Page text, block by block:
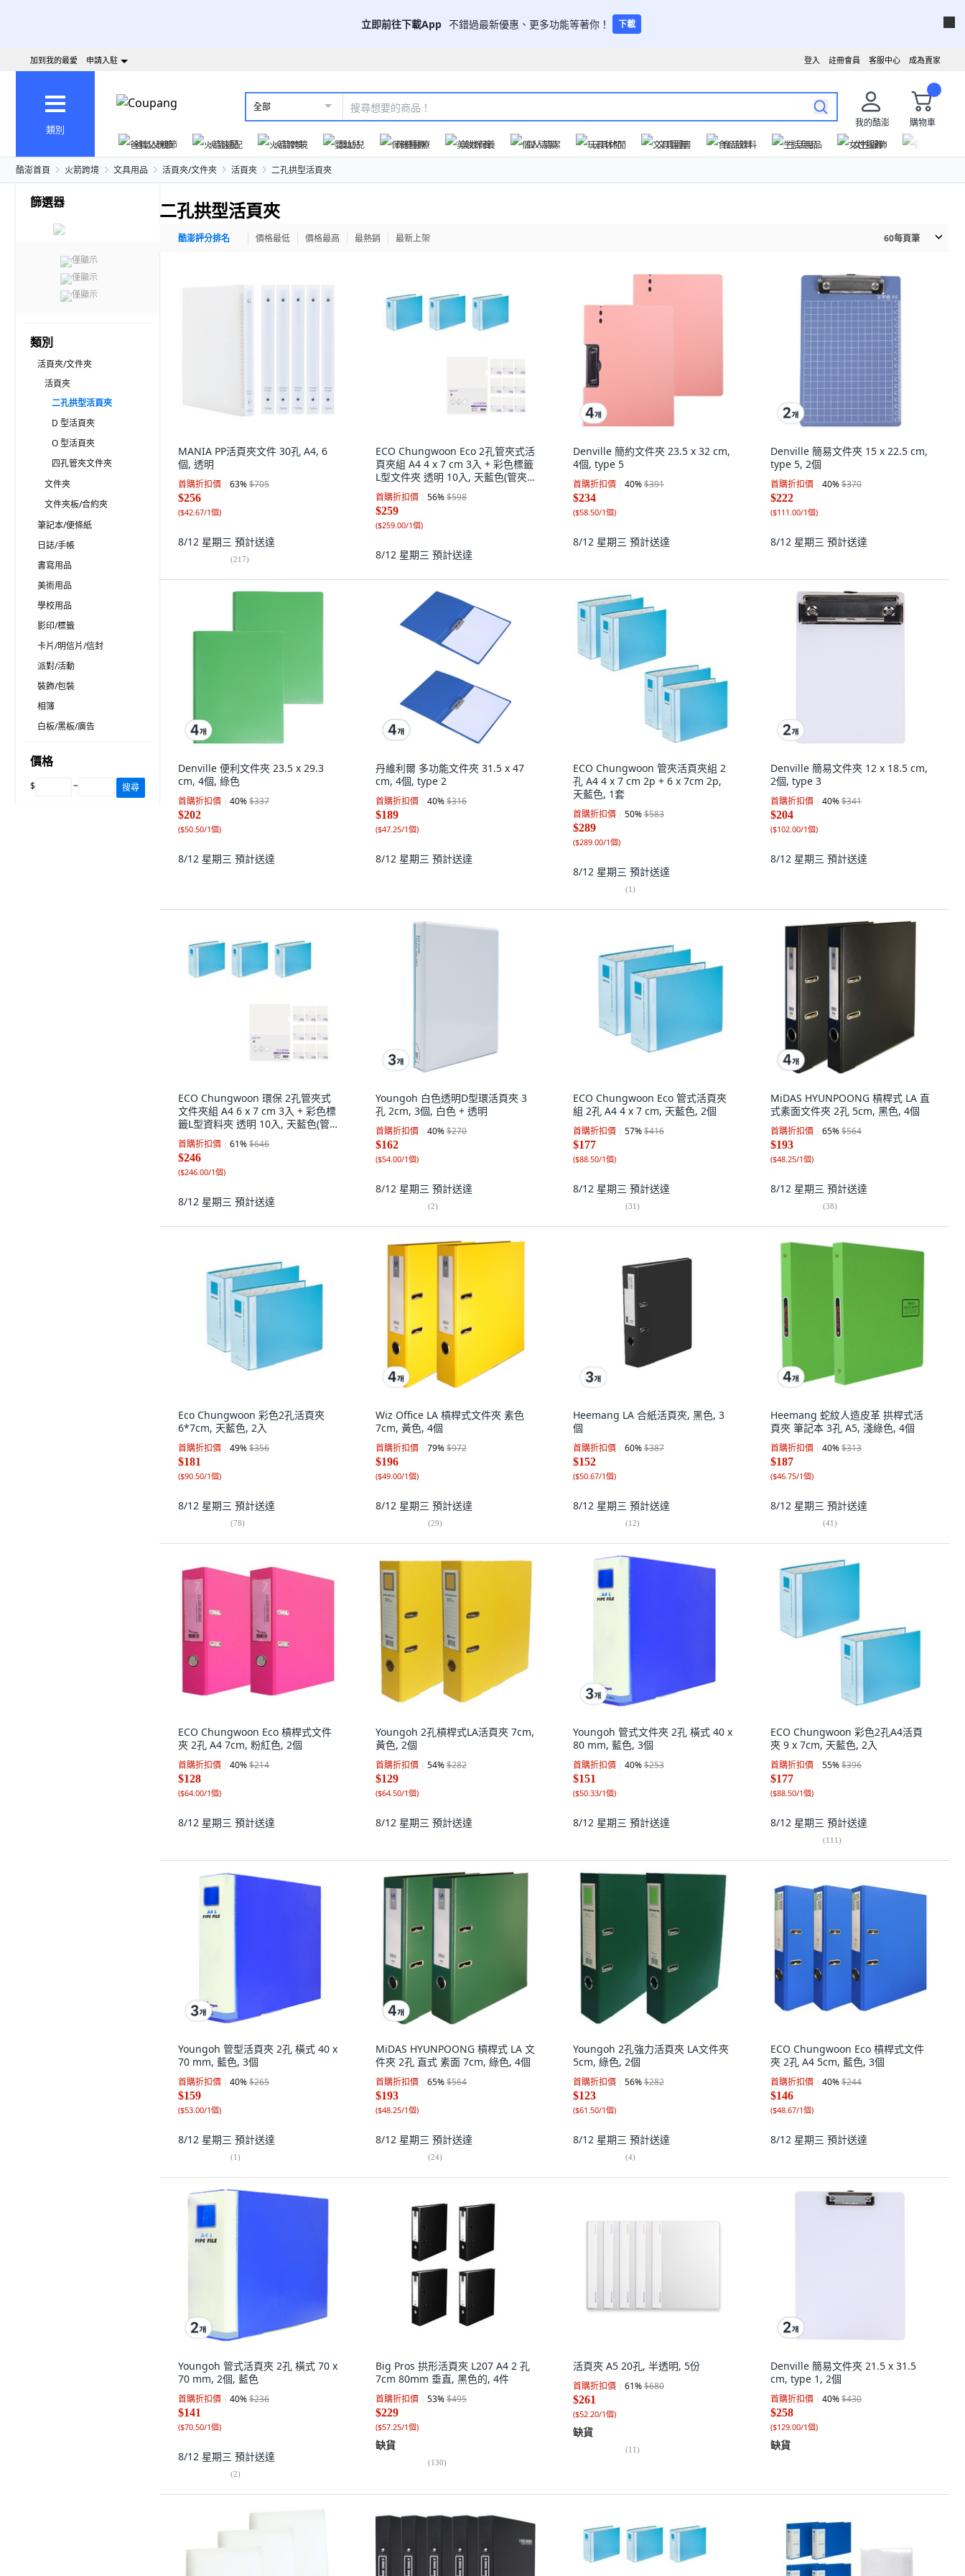
立即前往下載App 不錯過最新優惠、更多功能等著你！ 下載
成為賣家
客服中心
註冊會員
登入
加到我的最愛 申請入駐
類別
全部
我的酷澎
購物車
爸氣父親節
火箭速配 火箭跨境 嬰幼兒 保健醫療 美妝保養 個人清潔 玩具休閒 文具圖書 食品飲料 生活用品 女性服飾
酷澎首頁 火箭跨境 文具用品 活頁夾/文件夾 活頁夾 二孔拱型活頁夾
篩選器
僅顯示
僅顯示
僅顯示
類別
活頁夾/文件夾
活頁夾
二孔拱型活頁夾
D 型活頁夾
O 型活頁夾
四孔管夾文件夾
文件夾
文件夾板/合約夾
筆記本/便條紙
日誌/手帳
書寫用品
美術用品
學校用品
影印/標籤
卡片/明信片/信封
派對/活動
裝飾/包裝
相簿
白板/黑板/廣告
價格
$ ~ 搜尋
二孔拱型活頁夾
酷澎評分排名 價格最低 價格最高 最熱銷 最新上架 60每頁筆
MANIA PP活頁夾文件 30孔 A4, 6
個, 透明
首購折扣價 63%$705
$256
($42.67/1個)
8/12 星期三 預計送達
(217)
ECO Chungwoon Eco 2孔管夾式活
頁夾組 A4 4 x 7 cm 3入 + 彩色標籤
L型文件夾 透明 10入, 天藍色(管夾
式活頁夾), 透明(L型夾), 1套
首購折扣價 56%$598
$259
($259.00/1個)
8/12 星期三 預計送達
Denville 簡約文件夾 23.5 x 32 cm,
4個, type 5
首購折扣價 40%$391
$234
($58.50/1個)
8/12 星期三 預計送達
Denville 簡易文件夾 15 x 22.5 cm,
type 5, 2個
首購折扣價 40%$370
$222
($111.00/1個)
8/12 星期三 預計送達
Denville 便利文件夾 23.5 x 29.3
cm, 4個, 綠色
首購折扣價 40%$337
$202
($50.50/1個)
8/12 星期三 預計送達
丹維利爾 多功能文件夾 31.5 x 47
cm, 4個, type 2
首購折扣價 40%$316
$189
($47.25/1個)
8/12 星期三 預計送達
ECO Chungwoon 管夾活頁夾組 2
孔 A4 4 x 7 cm 2p + 6 x 7cm 2p,
天藍色, 1套
首購折扣價 50%$583
$289
($289.00/1個)
8/12 星期三 預計送達
(1)
Denville 簡易文件夾 12 x 18.5 cm,
2個, type 3
首購折扣價 40%$341
$204
($102.00/1個)
8/12 星期三 預計送達
ECO Chungwoon 環保 2孔管夾式
文件夾組 A4 6 x 7 cm 3入 + 彩色標
籤L型資料夾 透明 10入, 天藍色(管
夾式文件夾), 透明(L型資料夾), 1套
首購折扣價 61%$646
$246
($246.00/1個)
8/12 星期三 預計送達
Youngoh 白色透明D型環活頁夾 3
孔 2cm, 3個, 白色 + 透明
首購折扣價 40%$270
$162
($54.00/1個)
8/12 星期三 預計送達
(2)
ECO Chungwoon Eco 管式活頁夾
組 2孔 A4 4 x 7 cm, 天藍色, 2個
首購折扣價 57%$416
$177
($88.50/1個)
8/12 星期三 預計送達
(31)
MiDAS HYUNPOONG 槓桿式 LA 直
式素面文件夾 2孔 5cm, 黑色, 4個
首購折扣價 65%$564
$193
($48.25/1個)
8/12 星期三 預計送達
(38)
Eco Chungwoon 彩色2孔活頁夾
6*7cm, 天藍色, 2入
首購折扣價 49%$356
$181
($90.50/1個)
8/12 星期三 預計送達
(78)
Wiz Office LA 槓桿式文件夾 素色
7cm, 黃色, 4個
首購折扣價 79%$972
$196
($49.00/1個)
8/12 星期三 預計送達
(29)
Heemang LA 合紙活頁夾, 黑色, 3
個
首購折扣價 60%$387
$152
($50.67/1個)
8/12 星期三 預計送達
(12)
Heemang 蛇紋人造皮革 拱桿式活
頁夾 筆記本 3孔 A5, 淺綠色, 4個
首購折扣價 40%$313
$187
($46.75/1個)
8/12 星期三 預計送達
(41)
ECO Chungwoon Eco 槓桿式文件
夾 2孔 A4 7cm, 粉紅色, 2個
首購折扣價 40%$214
$128
($64.00/1個)
8/12 星期三 預計送達
Youngoh 2孔槓桿式LA活頁夾 7cm,
黃色, 2個
首購折扣價 54%$282
$129
($64.50/1個)
8/12 星期三 預計送達
Youngoh 管式文件夾 2孔 橫式 40 x
80 mm, 藍色, 3個
首購折扣價 40%$253
$151
($50.33/1個)
8/12 星期三 預計送達
ECO Chungwoon 彩色2孔A4活頁
夾 9 x 7cm, 天藍色, 2入
首購折扣價 55%$396
$177
($88.50/1個)
8/12 星期三 預計送達
(111)
Youngoh 管型活頁夾 2孔 橫式 40 x
70 mm, 藍色, 3個
首購折扣價 40%$265
$159
($53.00/1個)
8/12 星期三 預計送達
(1)
MiDAS HYUNPOONG 槓桿式 LA 文
件夾 2孔 直式 素面 7cm, 綠色, 4個
首購折扣價 65%$564
$193
($48.25/1個)
8/12 星期三 預計送達
(24)
Youngoh 2孔強力活頁夾 LA文件夾
5cm, 綠色, 2個
首購折扣價 56%$282
$123
($61.50/1個)
8/12 星期三 預計送達
(4)
ECO Chungwoon Eco 槓桿式文件
夾 2孔 A4 5cm, 藍色, 3個
首購折扣價 40%$244
$146
($48.67/1個)
8/12 星期三 預計送達
Youngoh 管式活頁夾 2孔 橫式 70 x
70 mm, 2個, 藍色
首購折扣價 40%$236
$141
($70.50/1個)
8/12 星期三 預計送達
(2)
Big Pros 拱形活頁夾 L207 A4 2 孔
7cm 80mm 垂直, 黑色的, 4件
首購折扣價 53%$495
$229
($57.25/1個)
缺貨
(130)
活頁夾 A5 20孔, 半透明, 5份
首購折扣價 61%$680
$261
($52.20/1個)
缺貨
(11)
Denville 簡易文件夾 21.5 x 31.5
cm, type 1, 2個
首購折扣價 40%$430
$258
($129.00/1個)
缺貨